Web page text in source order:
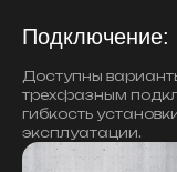
Подключение:
Доступны
трехфазным
гибкость
эксплуатации.